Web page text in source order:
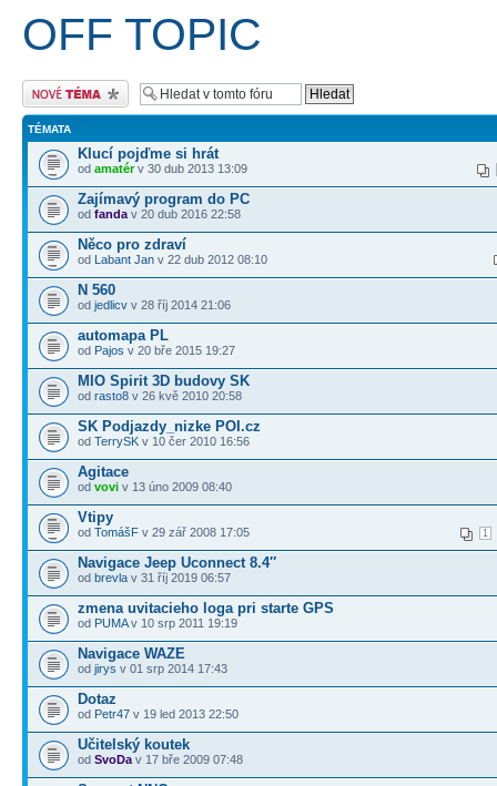
OFF TOPIC
Odeslat nové téma
TÉMATA
Klucí pojďme si hrát
od amatérv 30 dub 2013 13:09
Zajímavý program do PC
od fanda v 20 dub 2016 22:58
Něco pro zdraví
od Labant Jan v 22 dub 2012 08:10
N 560
od jedlicv v 28 říj 2014 21:06
automapa PL
od Pajos v 20 bře 2015 19:27
MIO Spirit 3D budovy SK
od rasto8 v 26 kvě 2010 20:58
SK Podjazdy_nizke POI.cz
od TerrySK v 10 čer 2010 16:56
Agitace
od vovi v 13 úno 2009 08:40
Vtipy
1
od TomášF v 29 zář 2008 17:05
Navigace Jeep Uconnect 8.4″
od brevla v 31 říj 2019 06:57
zmena uvitacieho loga pri starte GPS
od PUMAv 10 srp 2011 19:19
Navigace WAZE
od jirys v 01 srp 2014 17:43
Dotaz
od Petr47 v 19 led 2013 22:50
Učitelský koutek
od SvoDa v 17 bře 2009 07:48